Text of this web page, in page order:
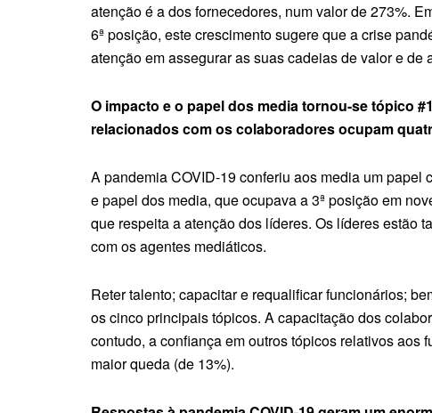
atenção é a dos fornecedores, num valor de 273%.
6ª posição, este crescimento sugere que a crise
atenção em assegurar as suas cadeias de valor e de
O impacto e o papel dos media tornou-se tópico
relacionados com os colaboradores ocupam
A pandemia COVID-19 conferiu aos media um
e papel dos media, que ocupava a 3ª posição em
que respeita a atenção dos líderes. Os líderes estão
com os agentes mediáticos.
Reter talento; capacitar e requalificar funcionários;
os cinco principais tópicos. A capacitação dos
contudo, a confiança em outros tópicos relativos aos
maior queda (de 13%).